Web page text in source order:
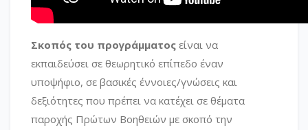
Σκοπός του προγράμματος είναι να
εκπαιδεύσει σε θεωρητικό επίπεδο έναν
υποψήφιο, σε βασικές έννοιες/γνώσεις και
δεξιότητες που πρέπει να κατέχει σε θέματα
παροχής Πρώτων Βοηθειών με σκοπό την